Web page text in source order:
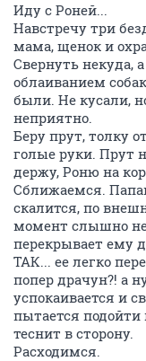
Иду с Роней...
Навстречу три
мама, щенок и
Свернуть некуда,
облаиванием
были. Не кусали,
неприятно.
Беру прут, толку
голые руки. Прут
держу, Роню на
Сближаемся.
скалится, по
момент слышно
перекрывает ему
ТАК... ее легко
попер драчун?! а
успокаивается и
пытается
теснит в сторону.
Расходимся.